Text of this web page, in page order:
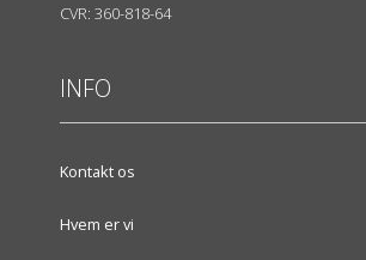
CVR: 360-818-64
INFO
Kontakt os
Hvem er vi